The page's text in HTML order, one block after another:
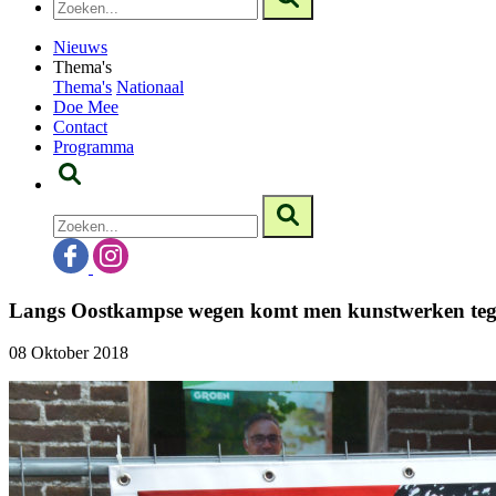
Nieuws
Thema's
Thema's Nationaal
Doe Mee
Contact
Programma
Langs Oostkampse wegen komt men kunstwerken
08 Oktober 2018